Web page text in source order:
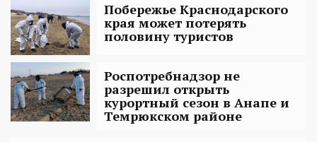
Побережье Краснодарского
края может потерять
половину туристов
Роспотребнадзор не
разрешил открыть
курортный сезон в Анапе и
Темрюкском районе